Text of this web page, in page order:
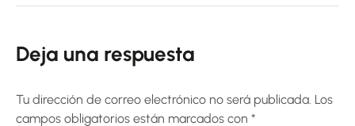
Deja una respuesta
Tu dirección de correo electrónico no será publicada. Los
campos obligatorios están marcados con *